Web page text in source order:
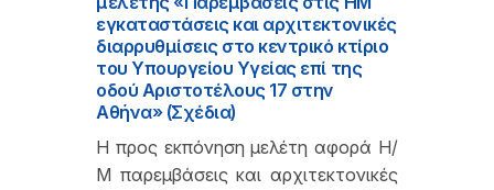
εγκαταστάσεις και αρχιτεκτονικές
διαρρυθμίσεις στο κεντρικό κτίριο
του Υπουργείου Υγείας επί της
οδού Αριστοτέλους 17 στην
Αθήνα» (Σχέδια)
Η προς εκπόνηση μελέτη αφορά Η/
Μ παρεμβάσεις και αρχιτεκτονικές